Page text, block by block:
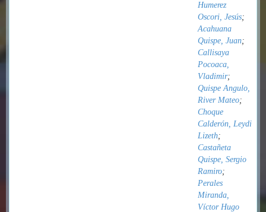
Humerez
Oscori, Jesús;
Acahuana
Quispe, Juan;
Callisaya
Pocoaca,
Vladimir;
Quispe Angulo,
River Mateo;
Choque
Calderón, Leydi
Lizeth;
Castañeta
Quispe, Sergio
Ramiro;
Perales
Miranda,
Víctor Hugo